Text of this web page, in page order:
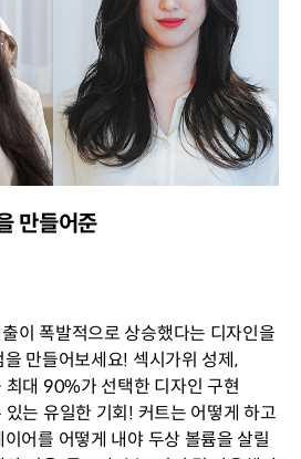
만들어준
이 폭발적으로 상승했다는 디자인을
만들어보세요! 섹시가위 성제,
최대 90%가 선택한 디자인 구현
는 유일한 기회! 커트는 어떻게 하고
어를 어떻게 내야 두상 볼륨을 살릴